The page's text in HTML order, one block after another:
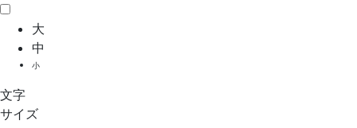
大
中
小
文字
サイズ